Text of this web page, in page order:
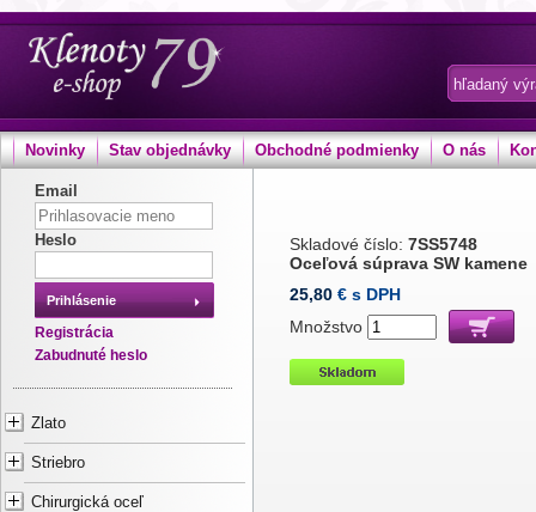
Novinky Stav objednávky Obchodné podmienky O nás
Email
Heslo
Prihlásenie
Registrácia
Zabudnuté heslo
Zlato
Striebro
Chirurgická oceľ
Skladové číslo: 7SS5748
Oceľová súprava SW kamene
25,80 € s DPH
Množstvo